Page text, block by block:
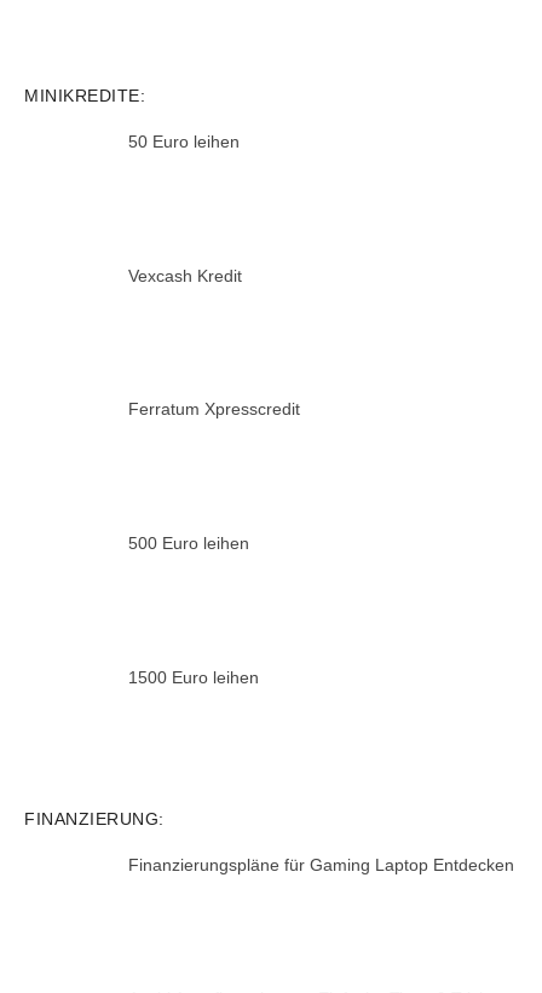
MINIKREDITE:
50 Euro leihen
Vexcash Kredit
Ferratum Xpresscredit
500 Euro leihen
1500 Euro leihen
FINANZIERUNG:
Finanzierungspläne für Gaming Laptop Entdecken